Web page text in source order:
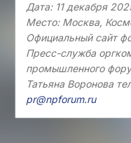
Дата: 11 декабря
Место: Москва,
Официальный сайт
Пресс-служба
промышленного
Татьяна Воронова
pr@npforum.ru